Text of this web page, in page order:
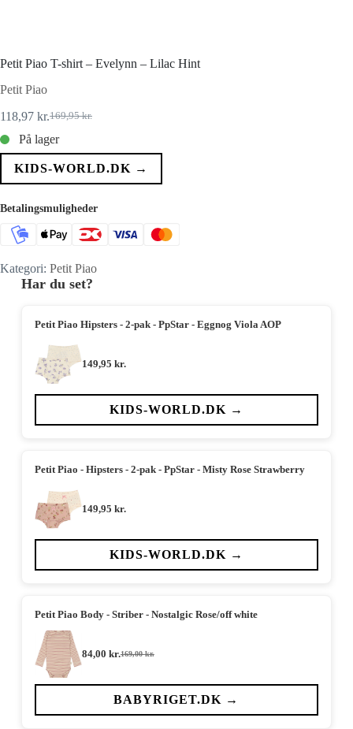
Petit Piao T-shirt – Evelynn – Lilac Hint
Petit Piao
169,95kr.
Den
oprindelige
pris
var:
118,97 kr.Den
aktuelle
pris
er:
På lager
KIDS-WORLD.DK →
Betalingsmuligheder
Kategori: Petit Piao
Har du set?
Petit Piao Hipsters - 2-pak - PpStar - Eggnog Viola AOP
149,95 kr.
KIDS-WORLD.DK →
Petit Piao - Hipsters - 2-pak - PpStar - Misty Rose Strawberry
149,95 kr.
KIDS-WORLD.DK →
Petit Piao Body - Striber - Nostalgic Rose/off white
169,00kr.
Den
pris
var:
84,00 kr.Den
pris
er:
BABYRIGET.DK →